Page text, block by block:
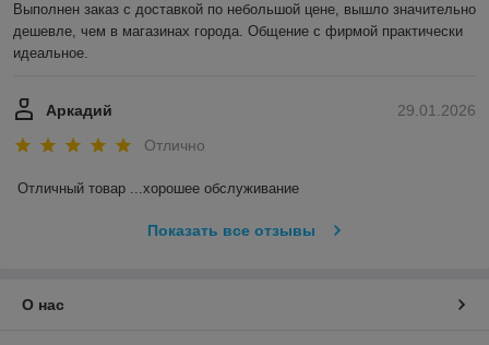
Выполнен заказ с доставкой по небольшой цене, вышло значительно
дешевле, чем в магазинах города. Общение с фирмой практически
идеальное.
29.01.2026
Аркадий
Отлично
Отличный товар ...хорошее обслуживание
Показать все отзывы
О нас